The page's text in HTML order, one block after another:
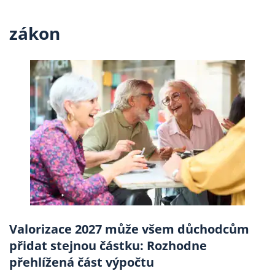
zákon
Valorizace 2027 může všem důchodcům
přidat stejnou částku: Rozhodne
přehlížená část výpočtu